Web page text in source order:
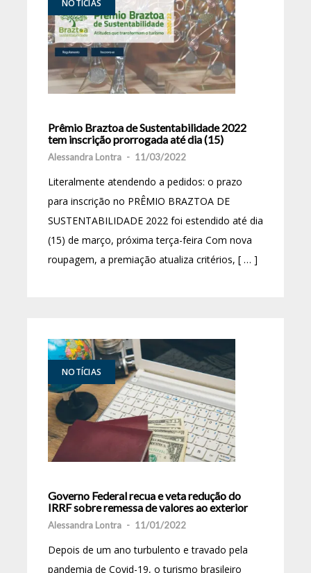
NOTÍCIAS
Prêmio Braztoa de Sustentabilidade 2022
tem inscrição prorrogada até dia (15)
Alessandra Lontra - 11/03/2022
Literalmente atendendo a pedidos: o prazo
para inscrição no PRÊMIO BRAZTOA DE
SUSTENTABILIDADE 2022 foi estendido até dia
(15) de março, próxima terça-feira Com nova
roupagem, a premiação atualiza critérios, [ … ]
NOTÍCIAS
Governo Federal recua e veta redução do
IRRF sobre remessa de valores ao exterior
Alessandra Lontra - 11/01/2022
Depois de um ano turbulento e travado pela
pandemia de Covid-19, o turismo brasileiro